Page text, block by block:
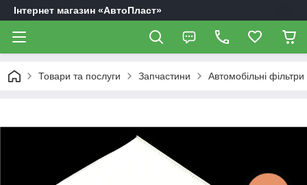
Інтернет магазин «АвтоПласт»
Товари та послуги Запчастини Автомобільні фільтри